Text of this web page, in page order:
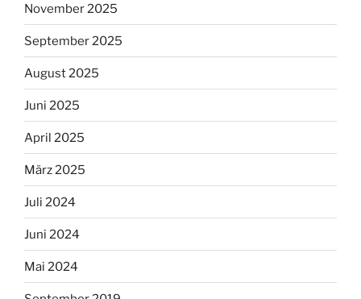
November 2025
September 2025
August 2025
Juni 2025
April 2025
März 2025
Juli 2024
Juni 2024
Mai 2024